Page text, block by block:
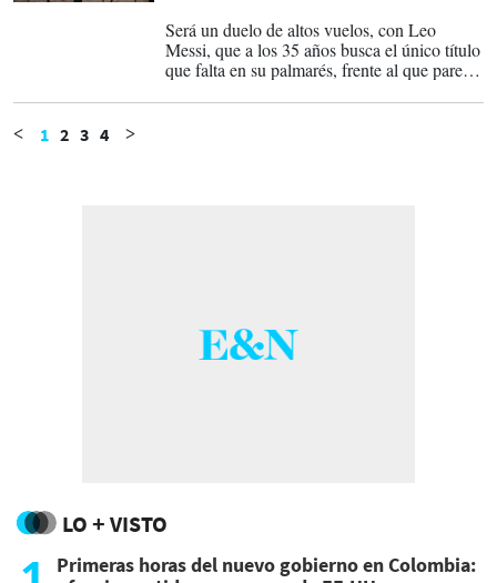
Será un duelo de altos vuelos, con Leo
Messi, que a los 35 años busca el único título
que falta en su palmarés, frente al que parece
24 años busca ya su segunda estrella.
< 1 2 3 4 >
LO + VISTO
Primeras horas del nuevo gobierno en Colombia: